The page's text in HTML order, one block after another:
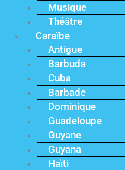
Musique
Théâtre
Caraïbe
Antigue
Barbuda
Cuba
Barbade
Dominique
Guadeloupe
Guyane
Guyana
Haïti